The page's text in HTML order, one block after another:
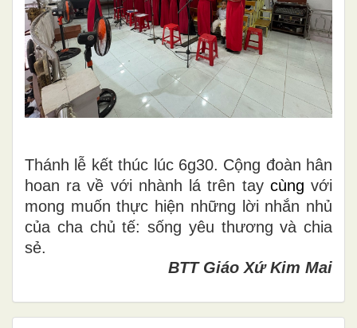
Thánh lễ kết thúc lúc 6g30. Cộng đoàn hân
hoan ra về với nhành lá trên taycùngvới
mong muốn thực hiện những lời nhắn nhủ
của cha chủ tế: sống yêu thương và chia
sẻ.
BTT Giáo Xứ Kim Mai